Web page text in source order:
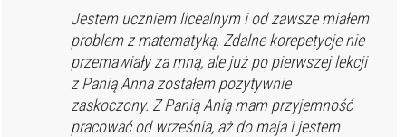
Jestem uczniem licealnym i od zawsze miałem
problem z matematyką. Zdalne korepetycje nie
przemawiały za mną, ale już po pierwszej lekcji
z Panią Anna zostałem pozytywnie
zaskoczony. Z Panią Anią mam przyjemność
pracować od września, aż do maja i jestem